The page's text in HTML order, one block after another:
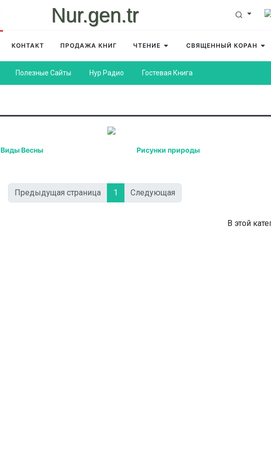
Nur.gen.tr
КОНТАКТ ПРОДАЖА КНИГ ЧТЕНИЕ СВЯЩЕННЫЙ КОРАН
Полезные Сайты Нур Радио Гостевая Книга
Виды Весны Рисунки природы
Предыдущая страница 1 Следующая
В этой